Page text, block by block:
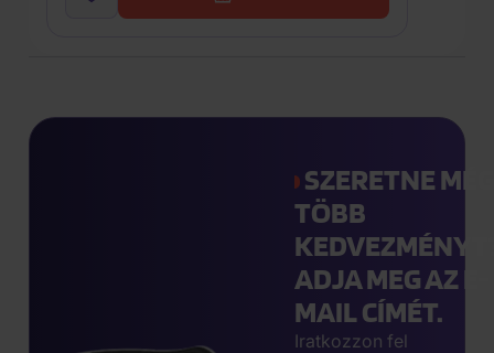
SZERETNE MÉG
TÖBB
ADJA MEG AZ E-
MAIL CÍMÉT.
Iratkozzon fel